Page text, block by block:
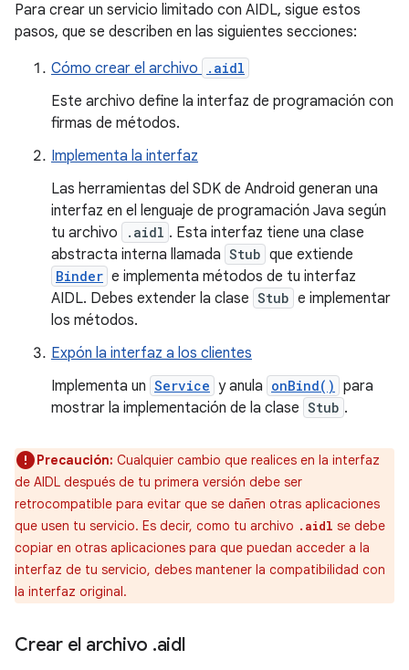
Para crear un servicio limitado con AIDL, sigue estos
pasos, que se describen en las siguientes secciones:
Cómo crear el archivo
.aidl
Este archivo define la interfaz de programación con
firmas de métodos.
Implementa la interfaz
Las herramientas del SDK de Android generan una
interfaz en el lenguaje de programación Java según
tu archivo
.aidl . Esta interfaz tiene una clase
abstracta interna llamada Stub que extiende
Binder e implementa métodos de tu interfaz
AIDL. Debes extender la clase Stub e implementar
los métodos.
Expón la interfaz a los clientes
Implementa un Service y anula onBind() para
mostrar la implementación de la clase Stub .
Precaución: Cualquier cambio que realices en la interfaz
de AIDL después de tu primera versión debe ser
retrocompatible para evitar que se dañen otras aplicaciones
que usen tu servicio. Es decir, como tu archivo .aidl se debe
copiar en otras aplicaciones para que puedan acceder a la
interfaz de tu servicio, debes mantener la compatibilidad con
la interfaz original.
Crear el archivo .aidl